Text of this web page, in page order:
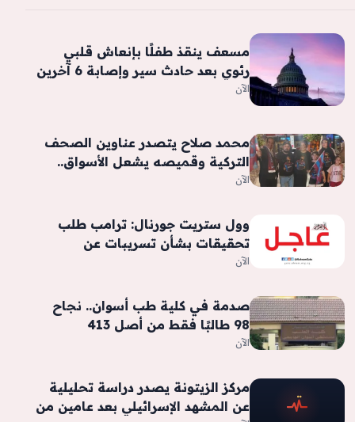
مسعف ينقذ طفلًا بإنعاش قلبي
رئوي بعد حادث سير وإصابة 6 آخرين
في بني سويف
الآن
محمد صلاح يتصدر عناوين الصحف
التركية وقميصه يشعل الأسواق..
فيديو وصور
الآن
وول ستريت جورنال: ترامب طلب
تحقيقات بشأن تسريبات عن
استنزاف مخزون الذخيرة المرتبطة
الآن
صدمة في كلية طب أسوان.. نجاح
98 طالبًا فقط من أصل 413
الآن
مركز الزيتونة يصدر دراسة تحليلية
عن المشهد الإسرائيلي بعد عامين من